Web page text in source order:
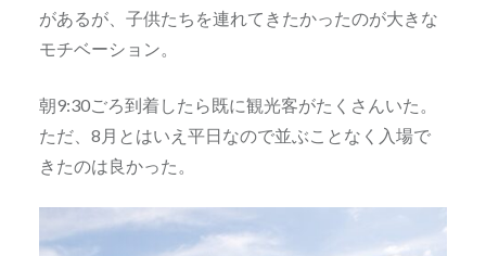
があるが、子供たちを連れてきたかったのが大きな
モチベーション。
朝9:30ごろ到着したら既に観光客がたくさんいた。
ただ、8月とはいえ平日なので並ぶことなく入場で
きたのは良かった。